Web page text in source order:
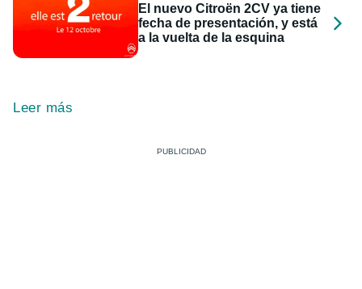
El nuevo Citroën 2CV ya tiene
fecha de presentación, y está
a la vuelta de la esquina
Leer más